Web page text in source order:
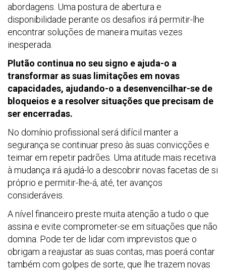
abordagens. Uma postura de abertura e
disponibilidade perante os desafios irá permitir-lhe
encontrar soluções de maneira muitas vezes
inesperada.
Plutão continua no seu signo e ajuda-o a
transformar as suas limitações em novas
capacidades, ajudando-o a desenvencilhar-se de
bloqueios e a resolver situações que precisam de
ser encerradas.
No domínio profissional será difícil manter a
segurança se continuar preso às suas convicções e
teimar em repetir padrões. Uma atitude mais recetiva
à mudança irá ajudá-lo a descobrir novas facetas de si
próprio e permitir-lhe-á, até, ter avanços
consideráveis.
A nível financeiro preste muita atenção a tudo o que
assina e evite comprometer-se em situações que não
domina. Pode ter de lidar com imprevistos que o
obrigam a reajustar as suas contas, mas poerá contar
também com golpes de sorte, que lhe trazem novas